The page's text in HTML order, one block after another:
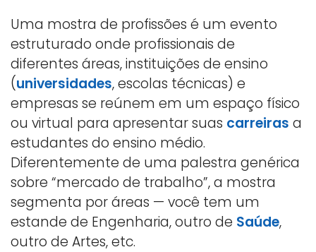
Uma mostra de profissões é um evento
estruturado onde profissionais de
diferentes áreas, instituições de ensino
(universidades, escolas técnicas) e
empresas se reúnem em um espaço físico
ou virtual para apresentar suas carreiras a
estudantes do ensino médio.
Diferentemente de uma palestra genérica
sobre “mercado de trabalho”, a mostra
segmenta por áreas — você tem um
estande de Engenharia, outro de Saúde,
outro de Artes, etc.